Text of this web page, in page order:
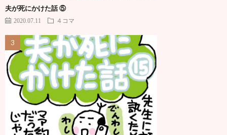
夫が死にかけた話 ⑤
2020.07.11 ４コマ